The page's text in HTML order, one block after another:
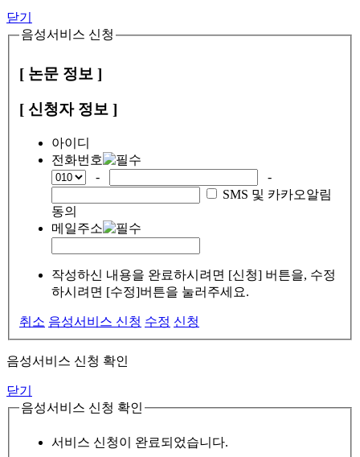
닫기
음성서비스 신청
[ 논문 정보 ]
[ 신청자 정보 ]
아이디
전화번호
-
-
SMS 및 카카오알림
동의
메일주소
작성하신 내용을 완료하시려면 [신청] 버튼을, 수정
하시려면 [수정]버튼을 눌러주세요.
취소 음성서비스 신청 수정 신청
음성서비스 신청 확인
닫기
음성서비스 신청 확인
서비스 신청이 완료되었습니다.